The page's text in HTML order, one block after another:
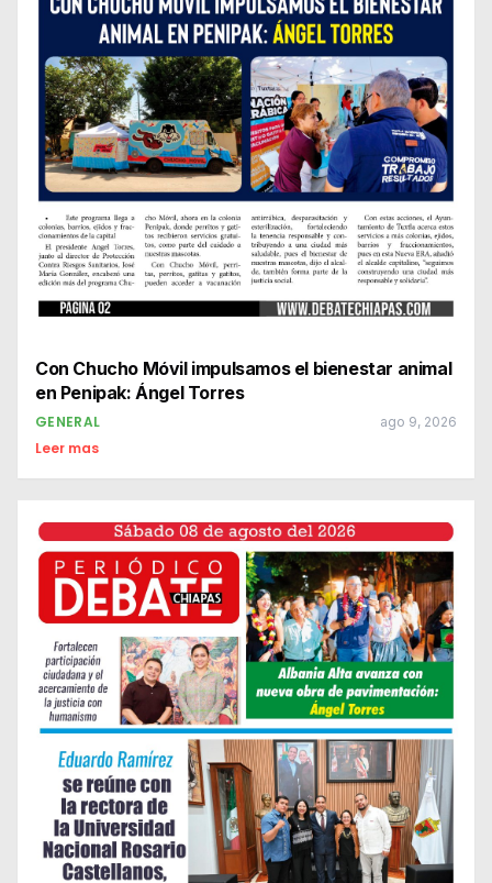
Con Chucho Móvil impulsamos el bienestar animal
en Penipak: Ángel Torres
GENERAL ago 9, 2026
Leer mas